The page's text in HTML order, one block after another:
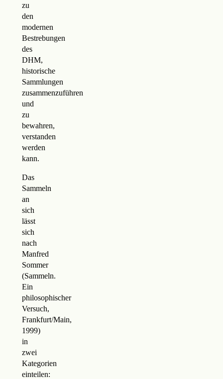
zu
den
modernen
Bestrebungen
des
DHM,
historische
Sammlungen
zusammenzuführen
und
zu
bewahren,
verstanden
werden
kann.
Das
Sammeln
an
sich
lässt
sich
nach
Manfred
Sommer
(Sammeln.
Ein
philosophischer
Versuch,
Frankfurt/Main,
1999)
in
zwei
Kategorien
einteilen: